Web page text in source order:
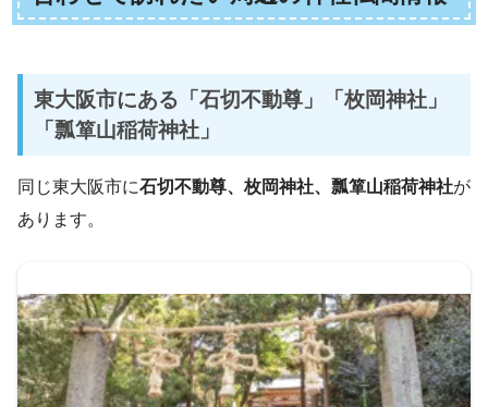
東大阪市にある「石切不動尊」「枚岡神社」
「瓢箪山稲荷神社」
同じ東大阪市に石切不動尊、枚岡神社、瓢箪山稲荷神社が
あります。